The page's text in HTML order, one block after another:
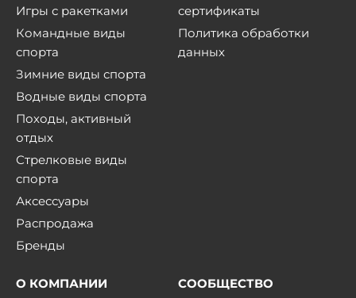
Игры с ракетками
Командные виды
спорта
Зимние виды спорта
Водные виды спорта
Походы, активный
отдых
Стрелковые виды
спорта
Аксессуары
Распродажа
Бренды
сертификаты
Политика обработки
данных
О КОМПАНИИ
СООБЩЕСТВО